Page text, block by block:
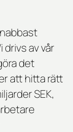
av vår
det
att hitta rätt
SEK,